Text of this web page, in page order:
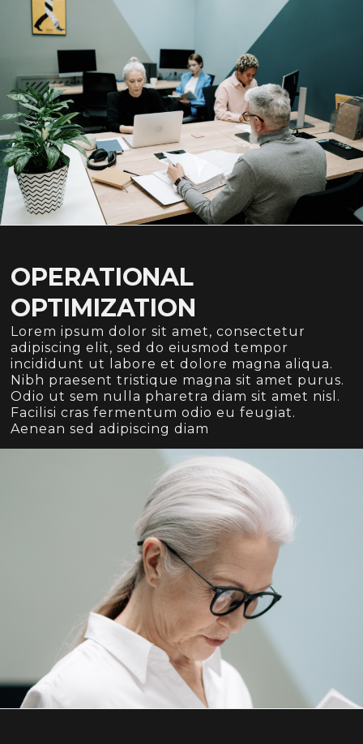
OPERATIONAL
OPTIMIZATION
Lorem ipsum dolor sit amet, consectetur
adipiscing elit, sed do eiusmod tempor
incididunt ut labore et dolore magna aliqua.
Nibh praesent tristique magna sit amet purus.
Odio ut sem nulla pharetra diam sit amet nisl.
Facilisi cras fermentum odio eu feugiat.
Aenean sed adipiscing diam